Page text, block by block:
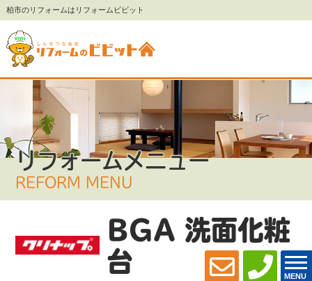
柏市のリフォームはリフォームビビット
MENU
リフォームメニュー
REFORM MENU
BGA 洗面化粧
台